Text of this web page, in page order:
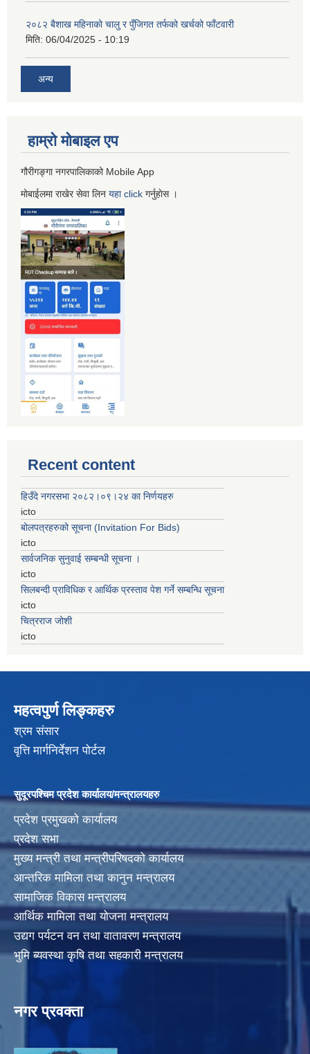
२०८२ बैशाख महिनाको चालु र पुँजिगत तर्फको खर्चको फाँटवारी
मिति: 06/04/2025 - 10:19
अन्य
हाम्रो माेबाइल एप
गौरीगङ्गा नगरपालिकाको Mobile App
मोबाईलमा राखेर सेवा लिन यहाclick गर्नुहाेस ।
Recent content
हिउँदे नगरसभा २०८२।०९।२४ का निर्णयहरु
icto
बोलपत्रहरुको सूचना (Invitation For Bids)
icto
सार्वजनिक सुनुवाई सम्बन्धी सूचना ।
icto
सिलबन्दी प्राविधिक र आर्थिक प्रस्ताव पेश गर्ने सम्बन्धि सूचना
icto
चित्रराज जोशी
icto
महत्वपुर्ण लिङ्कहरु
श्रम संसार
वृत्ति मार्गनिर्देशन पोर्टल
सुदूरपश्चिम प्रदेश कार्यालय/मन्त्रालयहरु
प्रदेश प्रमुखको कार्यालय
प्रदेश सभा
मुख्य मन्त्री तथा मन्त्रीपरिषदको कार्यालय
आन्तरिक मामिला तथा कानुन मन्त्रालय
सामाजिक विकास मन्त्रालय
आर्थिक मामिला तथा योजना मन्त्रालय
उद्यग पर्यटन वन तथा वातावरण मन्त्रालय
भुमि ब्यवस्था कृषि तथा सहकारी मन्त्रालय
नगर प्रवक्ता